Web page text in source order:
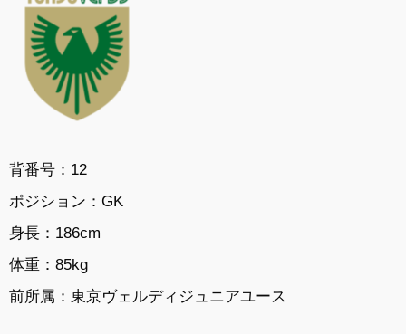
背番号：12
ポジション： GK
身長： 186cm
体重： 85kg
前所属： 東京ヴェルディジュニアユース